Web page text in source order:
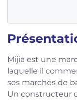
Mijia est une
laquelle il
ses marchés de
Un constructeur